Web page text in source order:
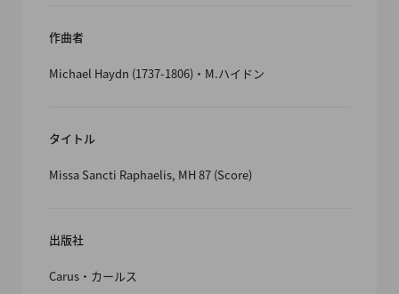
作曲者
Michael Haydn (1737-1806)・M.ハイドン
タイトル
Missa Sancti Raphaelis, MH 87 (Score)
出版社
Carus・カールス